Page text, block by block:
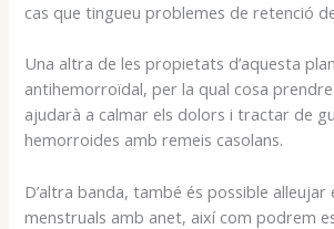
cas que tingueu problemes de retenció
Una altra de les propietats d’aquesta
antihemorroïdal, per la qual cosa prendre
ajudarà a calmar els dolors i tractar de
hemorroides amb remeis casolans.
D’altra banda, també és possible alleujar
menstruals amb anet, així com podrem